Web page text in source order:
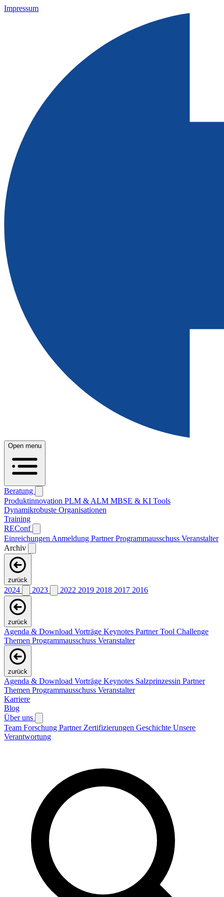
Impressum
Open menu
Beratung
Produktinnovation PLM & ALM MBSE & KI Tools
Dynamikrobuste Organisationen
Training
REConf
Einreichungen Anmeldung PartnerProgrammausschuss Veranstalter
Archiv
zurück
2024 2023 2022 2019 2018 2017 2016
zurück
Agenda & Download Vorträge Keynotes PartnerTool Challenge
Themen Programmausschuss Veranstalter
zurück
Agenda & Download Vorträge Keynotes Salzprinzessin Partner
Themen Programmausschuss Veranstalter
Karriere
Blog
Über uns
Team Forschung Partner Zertifizierungen Geschichte Unsere
Verantwortung